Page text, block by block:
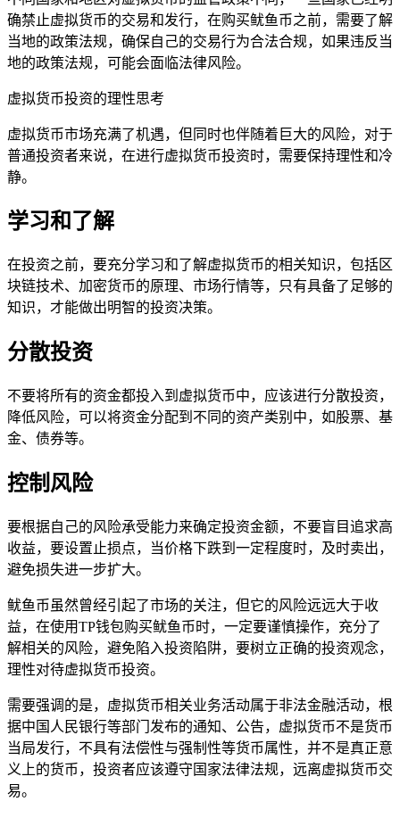
确禁止虚拟货币的交易和发行，在购买鱿鱼币之前，需要了解
当地的政策法规，确保自己的交易行为合法合规，如果违反当
地的政策法规，可能会面临法律风险。
虚拟货币投资的理性思考
虚拟货币市场充满了机遇，但同时也伴随着巨大的风险，对于
普通投资者来说，在进行虚拟货币投资时，需要保持理性和冷
静。
学习和了解
在投资之前，要充分学习和了解虚拟货币的相关知识，包括区
块链技术、加密货币的原理、市场行情等，只有具备了足够的
知识，才能做出明智的投资决策。
分散投资
不要将所有的资金都投入到虚拟货币中，应该进行分散投资，
降低风险，可以将资金分配到不同的资产类别中，如股票、基
金、债券等。
控制风险
要根据自己的风险承受能力来确定投资金额，不要盲目追求高
收益，要设置止损点，当价格下跌到一定程度时，及时卖出，
避免损失进一步扩大。
鱿鱼币虽然曾经引起了市场的关注，但它的风险远远大于收
益，在使用TP钱包购买鱿鱼币时，一定要谨慎操作，充分了
解相关的风险，避免陷入投资陷阱，要树立正确的投资观念，
理性对待虚拟货币投资。
需要强调的是，虚拟货币相关业务活动属于非法金融活动，根
据中国人民银行等部门发布的通知、公告，虚拟货币不是货币
当局发行，不具有法偿性与强制性等货币属性，并不是真正意
义上的货币，投资者应该遵守国家法律法规，远离虚拟货币交
易。